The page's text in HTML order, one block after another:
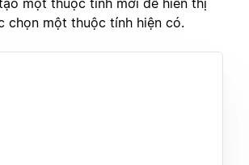
chọn một thuộc tính hiện có.